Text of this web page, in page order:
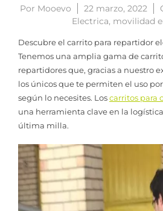
Por Mooevo 22 marzo, 2022
Electrica, movilidad
Descubre el carrito para repartidor
Tenemos una amplia gama de
repartidores que, gracias a nuestro
los únicos que te permiten el uso por
según lo necesites. Loscarritos para
una herramienta clave en la
última milla.